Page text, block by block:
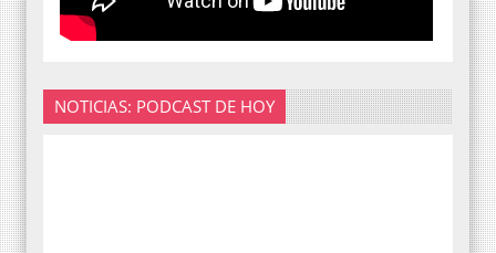
NOTICIAS: PODCAST DE HOY